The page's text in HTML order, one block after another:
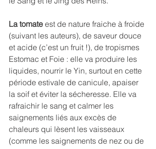
La tomate est de nature fraiche à froide
(suivant les auteurs), de saveur douce
et acide (c’est un fruit !), de tropismes
Estomac et Foie : elle va produire les
liquides, nourrir le Yin, surtout en cette
période estivale de canicule, apaiser
la soif et éviter la sécheresse. Elle va
rafraichir le sang et calmer les
saignements liés aux excès de
chaleurs qui lèsent les vaisseaux
(comme les saignements de nez ou de